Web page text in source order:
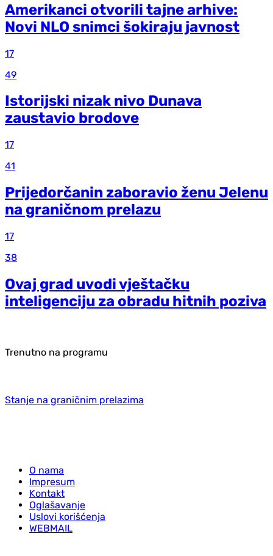
Amerikanci otvorili tajne arhive:
Novi NLO snimci šokiraju javnost
17
49
Istorijski nizak nivo Dunava
zaustavio brodove
17
41
Prijedorčanin zaboravio ženu Jelenu
na graničnom prelazu
17
38
Ovaj grad uvodi vještačku
inteligenciju za obradu hitnih poziva
Trenutno na programu
Stanje na graničnim prelazima
O nama
Impresum
Kontakt
Oglašavanje
Uslovi korišćenja
WEBMAIL